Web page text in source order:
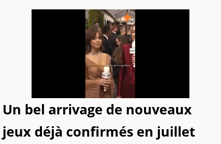
Un bel arrivage de nouveaux
jeux déjà confirmés en juillet